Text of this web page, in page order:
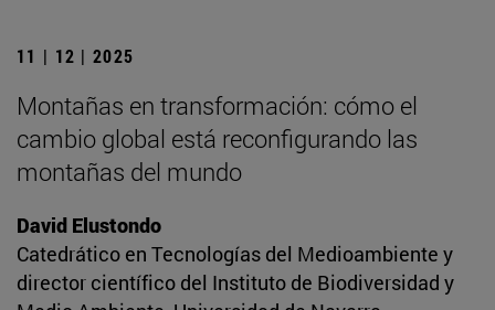
11 | 12 | 2025
Montañas en transformación: cómo el
cambio global está reconfigurando las
montañas del mundo
David Elustondo
Catedrático en Tecnologías del Medioambiente y
director científico del Instituto de Biodiversidad y